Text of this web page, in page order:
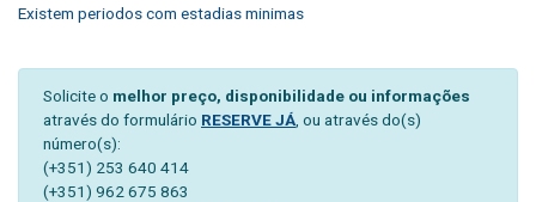
Existem periodos com estadias minimas
Solicite o melhor preço, disponibilidade ou informações
através do formulário RESERVE JÁ , ou através do(s)
número(s):
(+351) 253 640 414
(+351) 962 675 863